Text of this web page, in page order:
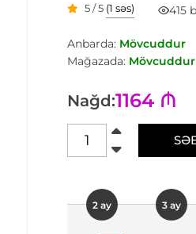
5 / 5 (1 səs) 415
Anbarda: Mövcuddur
Mağazada: Mövcuddur
Nağd:1164 ₼
2 ay 3 ay